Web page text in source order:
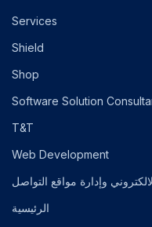
Services
Shield
Shop
Software Solution
T&T
Web Development
وإدارة مواقع التواصل
الرئيسية